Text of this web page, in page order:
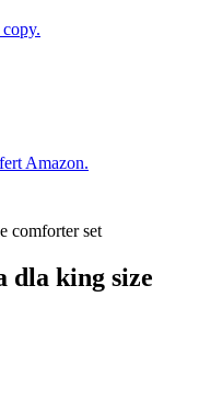
Amazon.
comforter set
dla king size